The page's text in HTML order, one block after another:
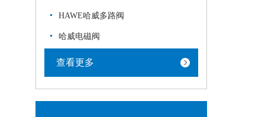
HAWE哈威多路阀
哈威电磁阀
查看更多